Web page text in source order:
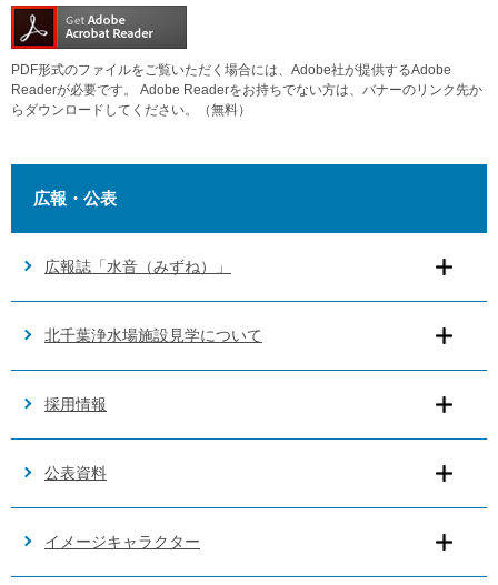
PDF形式のファイルをご覧いただく場合には、Adobe社が提供するAdobe
Readerが必要です。
Adobe Readerをお持ちでない方は、バナーのリンク先か
らダウンロードしてください。（無料）
広報・公表
広報誌「水音（みずね）」
北千葉浄水場施設見学について
採用情報
公表資料
イメージキャラクター